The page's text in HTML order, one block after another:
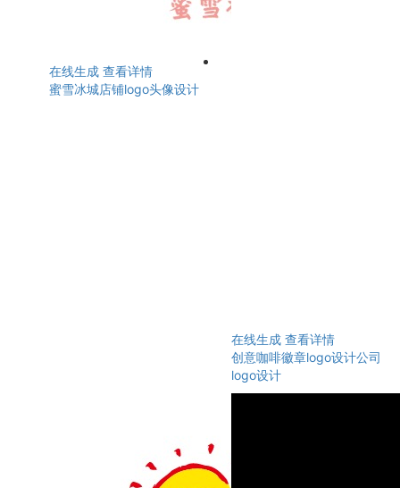
在线生成 查看详情
蜜雪冰城店铺logo头像设计
在线生成 查看详情
创意咖啡徽章logo设计公司
logo设计